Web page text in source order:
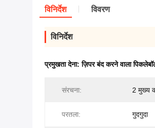
विनिर्देश विवरण
विनिर्देश
प्रमुखता देना:ज़िपर बंद करने वाला
संरचना: 2 मुख्य
परतला: गुदगुदा